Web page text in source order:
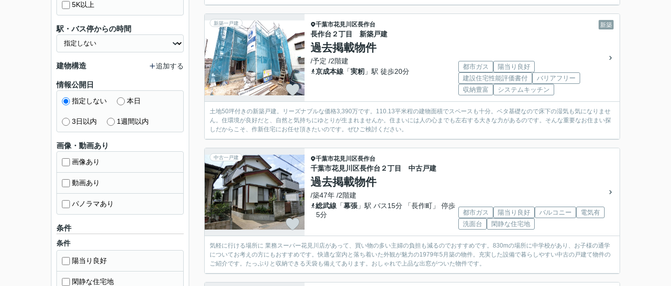
新築一戸建 新築
千葉市花見川区長作台
長作台２丁目 新築戸建
過去掲載物件
/予定 /2階建
京成本線 「実籾 」駅 徒歩20分
都市ガス
陽当り良好
建設住宅性能評価書付
バリアフリー
収納豊富
システムキッチン
土地50坪付きの新築戸建。リーズナブルな価格3,390万です。110.13平米程の建物面積でスペースも十分。ベタ基礎なので床下の湿気も気になりませ
ん。住環境が良好だと、自然と気持ちにゆとりが生まれませんか。住まいには人の心までも左右する大きな力があるのです。そんな重要なお住まい探
しだからこそ、作新住宅にお任せ頂きたいのです。ぜひご検討ください。
中古一戸建 千葉市花見川区長作台
千葉市花見川区長作台２丁目 中古戸建
過去掲載物件
/築47年 /2階建
総武線 「幕張 」駅 バス15分 「長作町」 停歩
5分
都市ガス 陽当り良好 バルコニー
電気有
洗面台
閑静な住宅地
気軽に行ける場所に 業務スーパー花見川店があって、買い物の多い主婦の負担も減るのでおすすめです。830mの場所に中学校があり、お子様の通学
についてお考えの方にもおすすめです。快適な室内と落ち着いた外観が魅力の1979年5月築の物件。充実した設備で暮らしやすい中古の戸建て物件の
ご紹介です。たっぷりと収納できる天袋も備えてあります。おしゃれで上品な出窓がついた物件です。
5K以上
駅・バス停からの時間
建物構造 追加する
情報公開日
指定しない 本日
3日以内 1週間以内
画像・動画あり
画像あり
動画あり
パノラマあり
条件
条件
陽当り良好
閑静な住宅地